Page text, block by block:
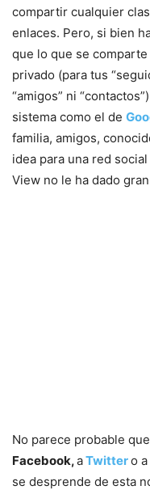
compartir cualquier
enlaces. Pero, si bien
que lo que se
privado (para tus
“amigos” ni
sistema como el de
familia, amigos,
idea para una red
View no le ha dado
No parece probable que
Facebook,aTwittero a
se desprende de esta